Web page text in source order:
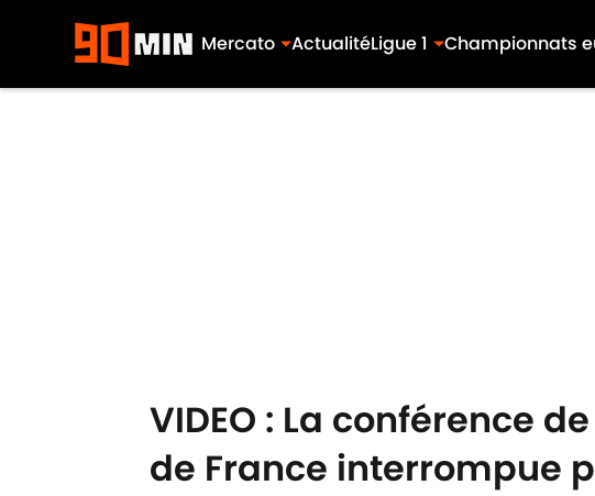
Mercato ActualitéLigue 1 Championnats
VIDEO : La conférence
de France interrompue